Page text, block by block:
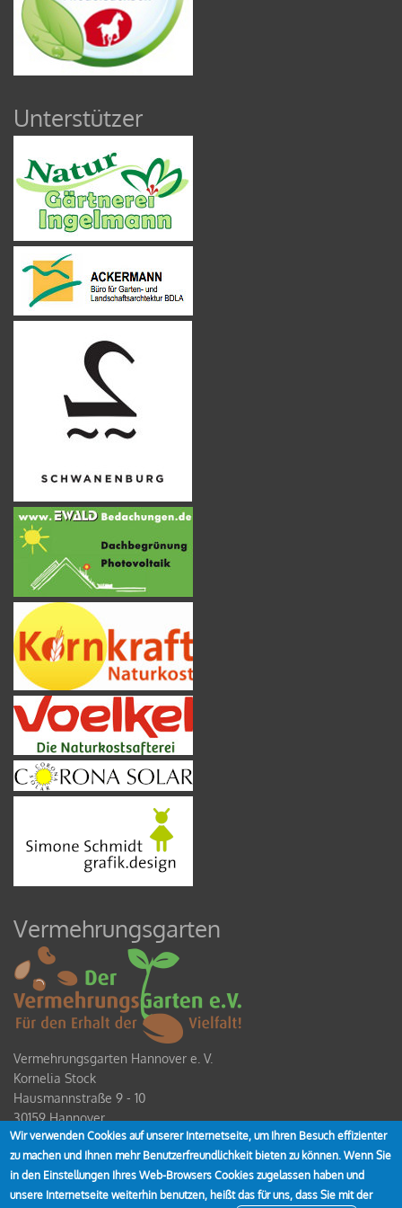
Unterstützer
Vermehrungsgarten
Vermehrungsgarten Hannover e. V.
Kornelia Stock
Hausmannstraße 9 - 10
30159 Hannover
Spendenkonto
IBAN DE80 2519 0001 0928 4354 00
Wir verwenden Cookies auf unserer Internetseite, um Ihren Besuch effizienter
zu machen und Ihnen mehr Benutzerfreundlichkeit bieten zu können. Wenn Sie
in den Einstellungen Ihres Web-Browsers Cookies zugelassen haben und
unsere Internetseite weiterhin benutzen, heißt das für uns, dass Sie mit der